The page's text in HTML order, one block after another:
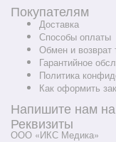
Покупателям
Доставка
Способы оплаты
Обмен и возврат
Гарантийное
Политика
Как оформить
Напишите нам
Реквизиты
ООО «ИКС Медика»